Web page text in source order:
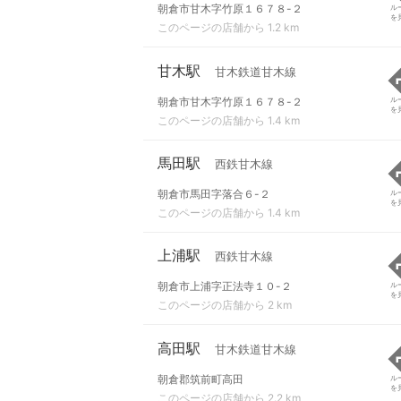
朝倉市甘木字竹原１６７８-２
このページの店舗から 1.2 km
ル
を
甘木駅 甘木鉄道甘木線
朝倉市甘木字竹原１６７８-２
このページの店舗から 1.4 km
ル
を
馬田駅 西鉄甘木線
朝倉市馬田字落合６-２
このページの店舗から 1.4 km
ル
を
上浦駅 西鉄甘木線
朝倉市上浦字正法寺１０-２
このページの店舗から 2 km
ル
を
高田駅 甘木鉄道甘木線
朝倉郡筑前町高田
このページの店舗から 2.2 km
ル
を